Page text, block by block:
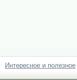
Интересное и полезное